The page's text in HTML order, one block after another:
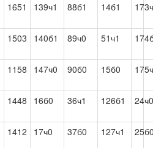
1651 139ч1 88б1 14б1
1503 140б1 89ч0 51ч1
1158 147ч0 90б0 15б0
1448 16б0 36ч1 126б1 24ч0
1412 17ч0 37б0 127ч1